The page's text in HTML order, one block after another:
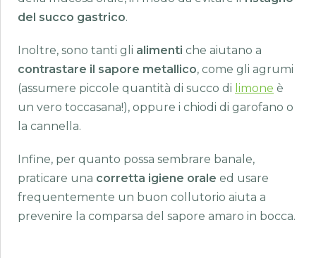
del succo gastrico.
Inoltre, sono tanti gli alimenti che aiutano a
contrastare il sapore metallico, come gli agrumi
(assumere piccole quantità di succo di limone è
un vero toccasana!), oppure i chiodi di garofano o
la cannella.
Infine, per quanto possa sembrare banale,
praticare una corretta igiene orale ed usare
frequentemente un buon collutorio aiuta a
prevenire la comparsa del sapore amaro in bocca.